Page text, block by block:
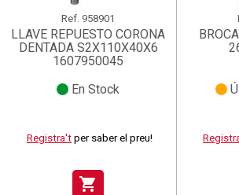
Ref. 958901
LLAVE REPUESTO CORONA
DENTADA S2X110X40X6
1607950045
En Stock
Registra't per saber el preu!
shopping_cart